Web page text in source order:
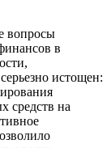
вопросы
в
истощен:
средств на